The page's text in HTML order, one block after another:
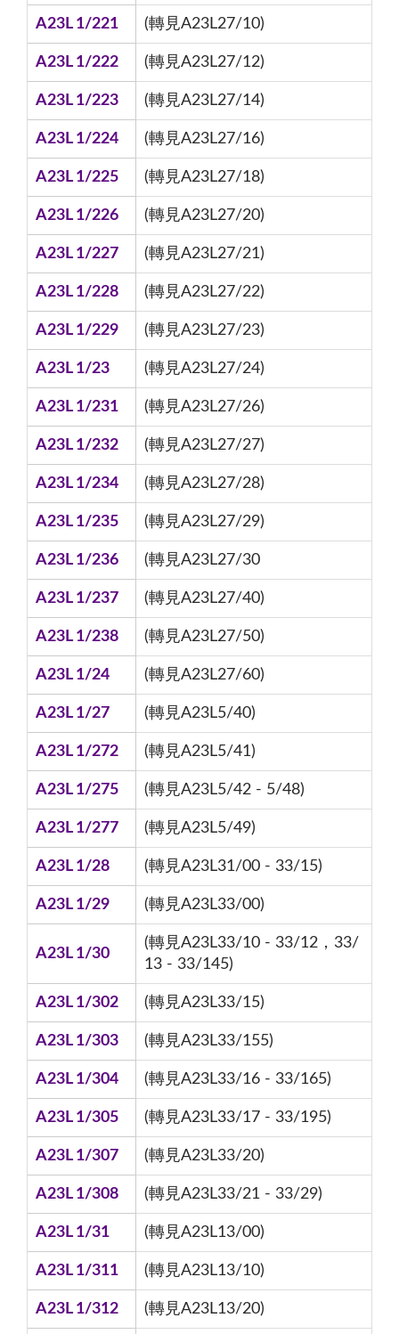
A23L 1/221 (轉見A23L27/10)
A23L 1/222 (轉見A23L27/12)
A23L 1/223 (轉見A23L27/14)
A23L 1/224 (轉見A23L27/16)
A23L 1/225 (轉見A23L27/18)
A23L 1/226 (轉見A23L27/20)
A23L 1/227 (轉見A23L27/21)
A23L 1/228 (轉見A23L27/22)
A23L 1/229 (轉見A23L27/23)
A23L 1/23 (轉見A23L27/24)
A23L 1/231 (轉見A23L27/26)
A23L 1/232 (轉見A23L27/27)
A23L 1/234 (轉見A23L27/28)
A23L 1/235 (轉見A23L27/29)
A23L 1/236 (轉見A23L27/30
A23L 1/237 (轉見A23L27/40)
A23L 1/238 (轉見A23L27/50)
A23L 1/24 (轉見A23L27/60)
A23L 1/27 (轉見A23L5/40)
A23L 1/272 (轉見A23L5/41)
A23L 1/275 (轉見A23L5/42 - 5/48)
A23L 1/277 (轉見A23L5/49)
A23L 1/28 (轉見A23L31/00 - 33/15)
A23L 1/29 (轉見A23L33/00)
A23L 1/30
(轉見A23L33/10 - 33/12，33/
13 - 33/145)
A23L 1/302 (轉見A23L33/15)
A23L 1/303 (轉見A23L33/155)
A23L 1/304 (轉見A23L33/16 - 33/165)
A23L 1/305 (轉見A23L33/17 - 33/195)
A23L 1/307 (轉見A23L33/20)
A23L 1/308 (轉見A23L33/21 - 33/29)
A23L 1/31 (轉見A23L13/00)
A23L 1/311 (轉見A23L13/10)
A23L 1/312 (轉見A23L13/20)